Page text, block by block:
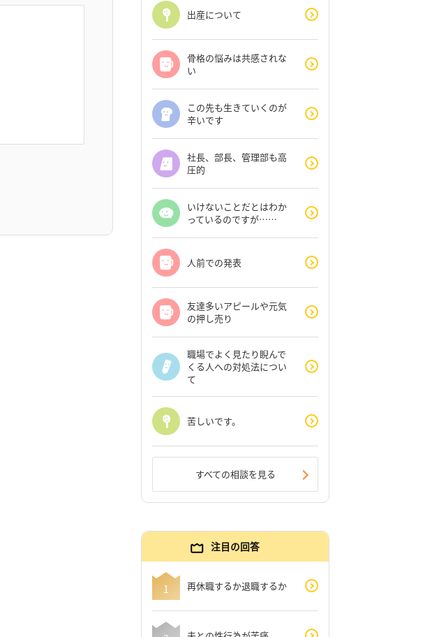
出産について
骨格の悩みは共感されな
い
この先も生きていくのが
辛いです
社長、部長、管理部も高
圧的
いけないことだとはわか
っているのですが……
人前での発表
友達多いアピールや元気
の押し売り
職場でよく見たり睨んで
くる人への対処法につい
て
苦しいです。
すべての相談を見る
注目の回答
再休職するか退職するか